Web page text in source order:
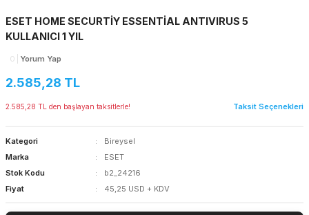
ESET HOME SECURTİY ESSENTİAL ANTIVIRUS 5
KULLANICI 1 YIL
0 Yorum Yap
2.585,28 TL
2.585,28 TL den başlayan taksitlerle! Taksit Seçenekleri
Kategori
Bireysel
Marka
ESET
Stok Kodu
b2_24216
Fiyat
45,25 USD + KDV